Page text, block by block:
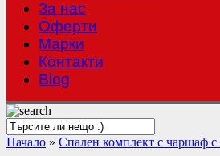
За нас
Оферти
Mарки
Контакти
Blog
Начало » Спален комплект с чаршаф